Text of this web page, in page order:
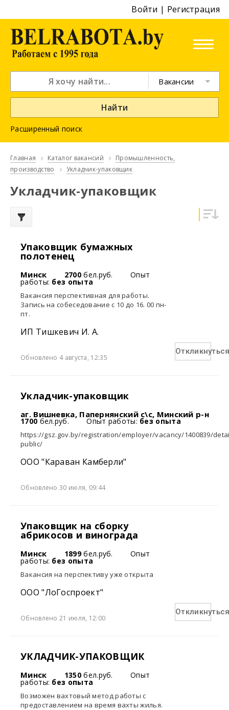
Войти | Регистрация
Вакансии
Найти
Расширенный поиск
Главная Каталог вакансий
Промышленность,
производство
Укладчик-упаковщик
Укладчик-упаковщик
Упаковщик бумажных
полотенец
Минск 2700 бел.руб. Опыт
работы: без опыта
Вакансия перспективная для работы.
Запись на собеседование с 10 до 16. 00 пн-
пт.
ИП Тишкевич И. А.
Обновлено 4 августа, 12:35
Укладчик-упаковщик
аг. Вишневка, Папернянский с\с, Минский р-н
1700 бел.руб. Опыт работы: без опыта
https://gsz.gov.by/registration/employer/vacancy/1400839/
public/
ООО "Караван Камберли"
Обновлено 30 июля, 09:44
Упаковщик на сборку
абрикосов и винограда
Минск 1899бел.руб. Опыт
работы: без опыта
Вакансия на перспективу уже открыта
ООО "ЛоГоспроект"
Обновлено 21 июля, 12:00
УКЛАДЧИК-УПАКОВЩИК
Минск 1350 бел.руб. Опыт
работы: без опыта
Возможен вахтовый метод работы с
предоставлением на время вахты жилья.